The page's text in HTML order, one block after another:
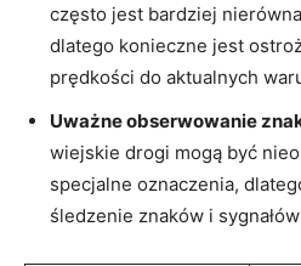
często jest bardziej
dlatego konieczne‌ jest
prędkości do aktualnych
Uważne ⁣obserwowanie
wiejskie drogi ⁣mogą być
specjalne oznaczenia,
śledzenie znaków‌ i